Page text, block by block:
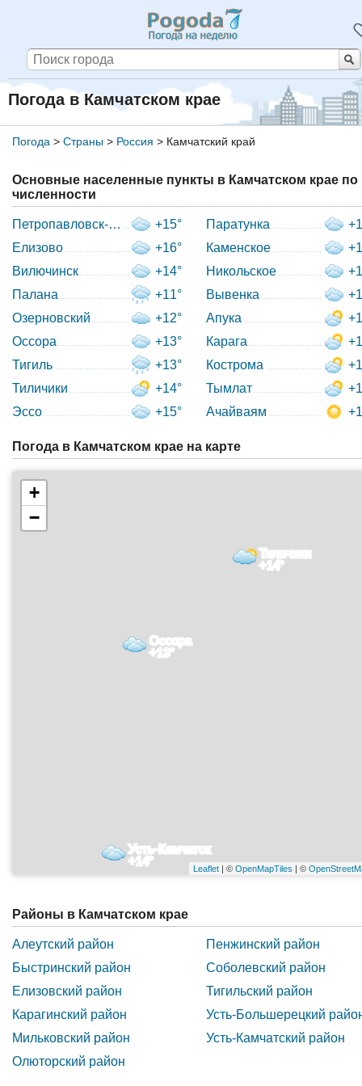
Погода в Камчатском крае
Погода > Страны> Россия > Камчатский край
Основные населенные пункты в Камчатском крае по
численности
Петропавловск-Камчатский
+15°
Елизово
+16°
Вилючинск
+14°
Палана
+11°
Озерновский
+12°
Оссора
+13°
Тигиль
+13°
Тиличики
+14°
Эссо
+15°
Паратунка
Каменское
Никольское
Вывенка
Апука
Карага
Кострома
Тымлат
Ачайваям
Погода в Камчатском крае на карте
Оссора
+13°
Тиличики
+14°
Усть-Камчатск
+14°
+
−
Leaflet | ©OpenMapTiles | ©
Районы в Камчатском крае
Алеутский район
Быстринский район
Елизовский район
Карагинский район
Мильковский район
Олюторский район
Пенжинский район
Соболевский район
Тигильский район
Усть-Большерецкий
Усть-Камчатский район